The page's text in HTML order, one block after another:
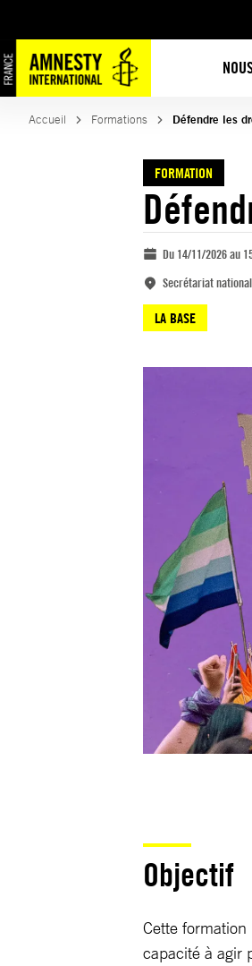
au
contenu
Accueil Formations Défendre les
FORMATION
Du 14/11/2026 au
Secrétariat national
LA BASE
Objectif
Cette
capacité à agir